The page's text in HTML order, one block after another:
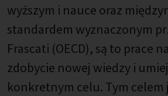
wyższym i nauce oraz
standardem wyznaczonym
Frascati (OECD), są to prace
zdobycie nowej wiedzy i
konkretnym celu. Tym celem